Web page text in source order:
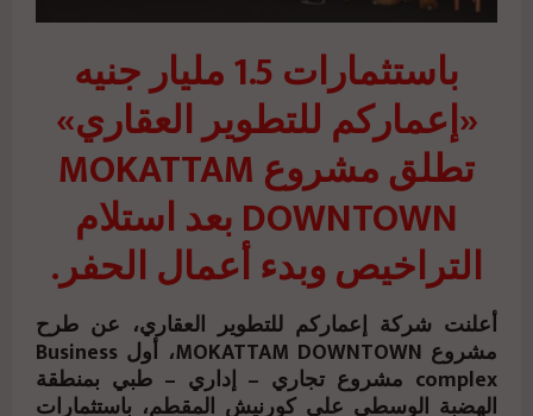
باستثمارات 1.5 مليار جنيه
«إعماركم للتطوير العقاري»
تطلق مشروع MOKATTAM
DOWNTOWN بعد استلام
التراخيص وبدء أعمال الحفر.
أعلنت شركة إعماركم للتطوير العقاري، عن طرح
مشروع MOKATTAM DOWNTOWN، أول Business
complex مشروع تجاري – إداري – طبي بمنطقة
الهضبة الوسطى على كورنيش المقطم، باستثمارات